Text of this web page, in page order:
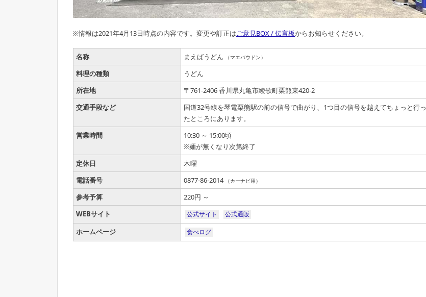
※情報は2021年4月13日時点の内容です。変更や訂正はご意見BOX / 伝言板からお知らせください。
名称 まえばうどん （マエバウドン）
料理の種類
うどん
所在地
〒761-2406 香川県丸亀市綾歌町栗熊東420-2
交通手段など
国道32号線を琴電栗熊駅の前の信号で曲がり、1つ目の信号を越えてちょっと行っ
たところにあります。
営業時間
10:30 ～ 15:00頃
※麺が無くなり次第終了
定休日
木曜
電話番号
0877-86-2014 （カーナビ用）
参考予算
220円 ～
WEBサイト
公式サイト 公式通販
ホームページ 食べログ